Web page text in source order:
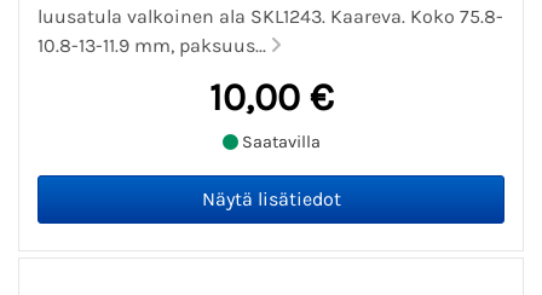
luusatula valkoinen ala SKL1243. Kaareva. Koko 75.8-
10.8-13-11.9 mm, paksuus...
10,00 €
Saatavilla